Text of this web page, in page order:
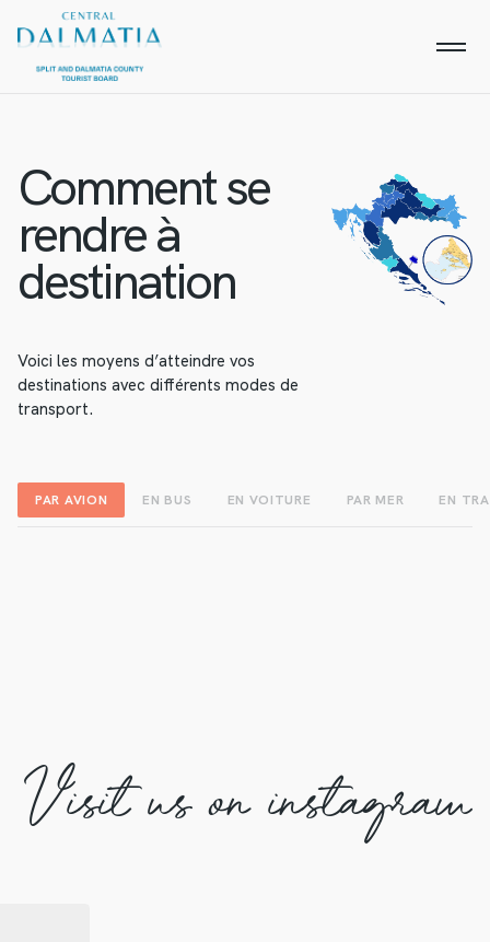
Comment se
rendre à
destination
Voici les moyens d’atteindre vos
destinations avec différents modes de
transport.
PAR AVION EN BUS EN VOITURE PAR MER EN
Visit us on instagram